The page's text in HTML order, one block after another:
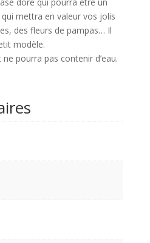
mettra en valeur vos jolis
des fleurs de pampas… Il
modèle.
pourra pas contenir d’eau.